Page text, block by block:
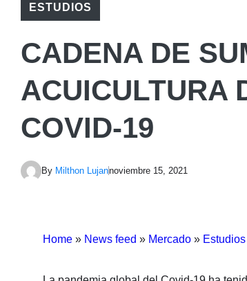
ESTUDIOS
CADENA DE
ACUICULTURA
COVID-19
By Milthon Lujannoviembre 15, 2021
Home » News feed » Mercado » Estudios